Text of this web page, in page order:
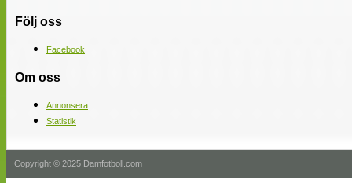
Följ oss
Facebook
Om oss
Annonsera
Statistik
Copyright © 2025 Damfotboll.com